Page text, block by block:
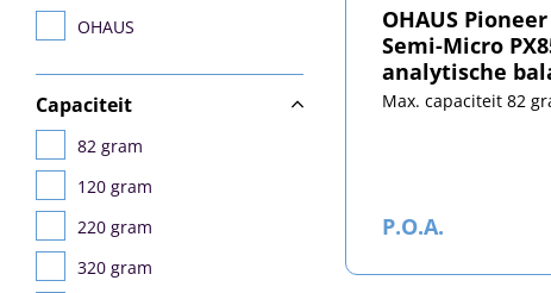
OHAUS
Capaciteit
82 gram
120 gram
220 gram
320 gram
OHAUS Pioneer
Semi-Micro
analytische
Max. capaciteit 82
P.O.A.